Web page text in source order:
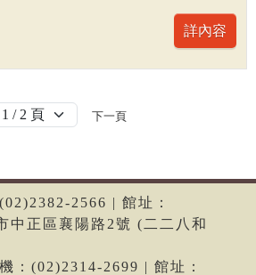
下一頁
2566 | 館址：
中正區襄陽路2號 (二二八和
：(02)2314-2699 | 館址：